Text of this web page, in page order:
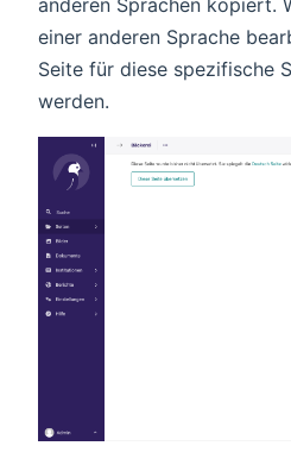
einer anderen Sprache
Seite für diese spezifische
werden.